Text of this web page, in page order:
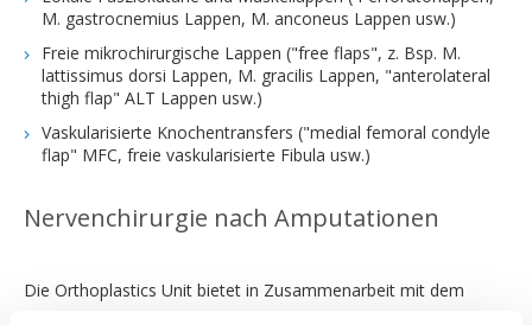
M. gastrocnemius Lappen, M. anconeus Lappen usw.)
Freie mikrochirurgische Lappen ("free flaps", z. Bsp. M.
lattissimus dorsi Lappen, M. gracilis Lappen, "anterolateral
thigh flap" ALT Lappen usw.)
Vaskularisierte Knochentransfers ("medial femoral condyle
flap" MFC, freie vaskularisierte Fibula usw.)
Nervenchirurgie nach Amputationen
Die Orthoplastics Unit bietet in Zusammenarbeit mit dem